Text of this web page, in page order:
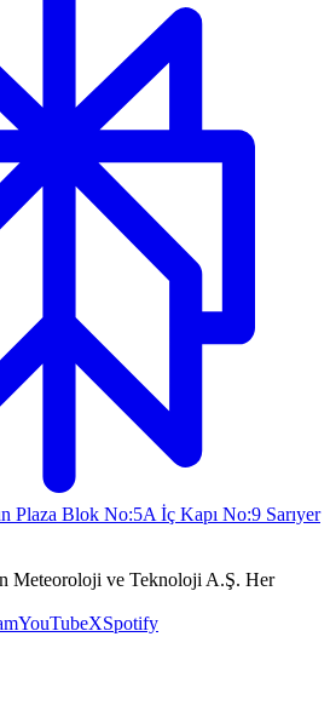
Plaza Blok No:5A İç Kapı No:9 Sarıyer
Meteoroloji ve Teknoloji A.Ş. Her
YouTubeXSpotify